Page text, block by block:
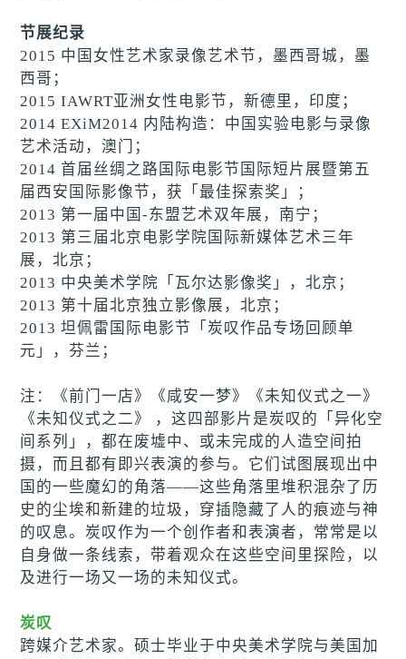
节展纪录
2015 中国女性艺术家录像艺术节，墨西哥城，墨
西哥；
2015 IAWRT亚洲女性电影节，新德里，印度；
2014 EXiM2014 内陆构造：中国实验电影与录像
艺术活动，澳门；
2014 首届丝绸之路国际电影节国际短片展暨第五
届西安国际影像节，获「最佳探索奖」；
2013 第一届中国-东盟艺术双年展，南宁；
2013 第三届北京电影学院国际新媒体艺术三年
展，北京；
2013 中央美术学院「瓦尔达影像奖」，北京；
2013 第十届北京独立影像展，北京；
2013 坦佩雷国际电影节「炭叹作品专场回顾单
元」，芬兰；
注：《前门一店》《咸安一梦》《未知仪式之一》
《未知仪式之二》 ，这四部影片是炭叹的「异化空
间系列」，都在废墟中、或未完成的人造空间拍
摄，而且都有即兴表演的参与。它们试图展现出中
国的一些魔幻的角落——这些角落里堆积混杂了历
史的尘埃和新建的垃圾，穿插隐藏了人的痕迹与神
的叹息。炭叹作为一个创作者和表演者，常常是以
自身做一条线索，带着观众在这些空间里探险，以
及进行一场又一场的未知仪式。
炭叹
跨媒介艺术家。硕士毕业于中央美术学院与美国加